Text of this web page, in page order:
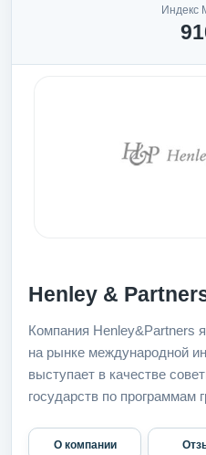
Индекс
Henley &
Компания Henley&Partners
на рынке международной
выступает в качестве
государств по программам
О компании